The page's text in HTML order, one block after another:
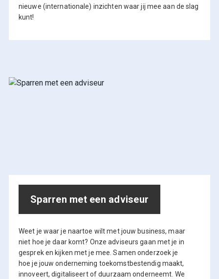
nieuwe (internationale) inzichten waar jij mee aan de slag
kunt!
Sparren met een adviseur
Weet je waar je naartoe wilt met jouw business, maar
niet hoe je daar komt? Onze adviseurs gaan met je in
gesprek en kijken met je mee. Samen onderzoek je
hoe je jouw onderneming toekomstbestendig maakt,
innoveert, digitaliseert of duurzaam onderneemt. We